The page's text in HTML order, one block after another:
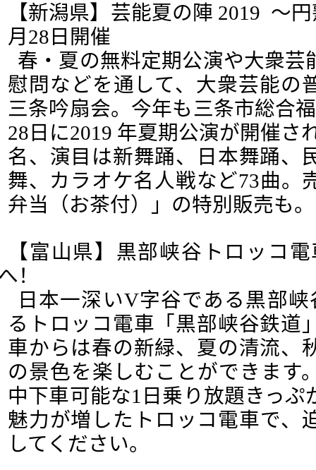
【新潟県】芸能夏の陣 2019 ～
月28日開催
春・夏の無料定期公演や大衆芸
慰問などを通して、大衆芸能の
三条吟扇会。今年も三条市総合
28日に2019 年夏期公演が開催さ
名、演目は新舞踊、日本舞踊、
舞、カラオケ名人戦など73曲。
弁当（お茶付）」の特別販売も。
【富山県】黒部峡谷トロッコ
！
日本一深いV字谷である黒部
るトロッコ電車「黒部峡谷鉄道
車からは春の新緑、夏の清流、
の景色を楽しむことができます
中下車可能な1日乗り放題きっぷ
魅力が増したトロッコ電車で、
してください。